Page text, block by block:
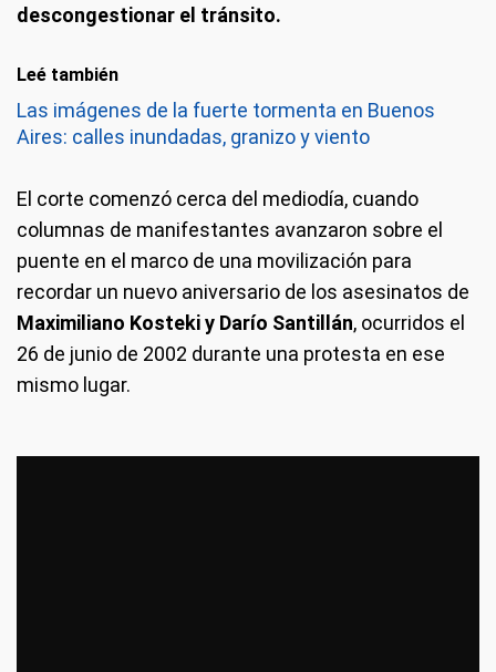
descongestionar el tránsito.
Leé también
Las imágenes de la fuerte tormenta en Buenos
Aires: calles inundadas, granizo y viento
El corte comenzó cerca del mediodía, cuando
columnas de manifestantes avanzaron sobre el
puente en el marco de una movilización para
recordar un nuevo aniversario de los asesinatos de
Maximiliano Kosteki y Darío Santillán, ocurridos el
26 de junio de 2002 durante una protesta en ese
mismo lugar.